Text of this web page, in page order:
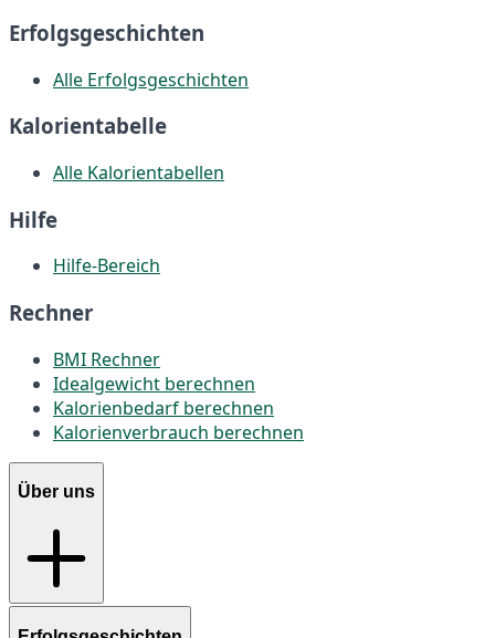
Erfolgsgeschichten
Alle Erfolgsgeschichten
Kalorientabelle
Alle Kalorientabellen
Hilfe
Hilfe-Bereich
Rechner
BMI Rechner
Idealgewicht berechnen
Kalorienbedarf berechnen
Kalorienverbrauch berechnen
Über uns